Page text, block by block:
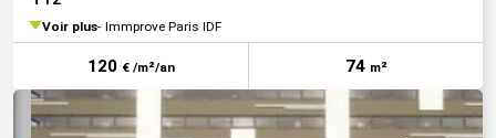
Voir plus Immprove Paris IDF
120 € /m²/an 74 m²